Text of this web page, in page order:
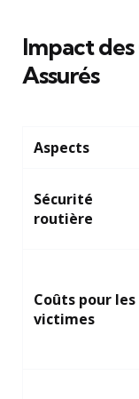
Impact
Assurés
Aspects
Sécurité
routière
Coûts pour les
victimes